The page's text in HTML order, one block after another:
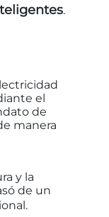
.
el
de
manera
y la
de un